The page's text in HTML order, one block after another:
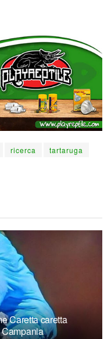
ricerca
tartaruga
Caretta caretta